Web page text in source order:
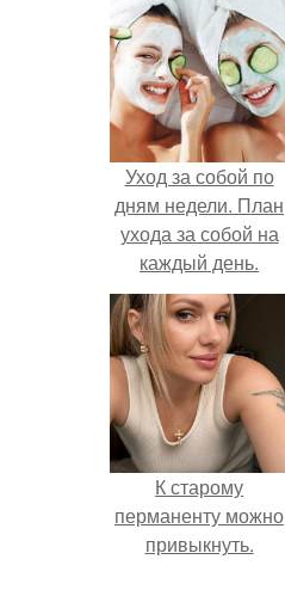
Уход за собой по
дням недели. План
ухода за собой на
каждый день.
К старому
перманенту можно
привыкнуть.